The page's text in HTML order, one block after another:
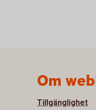
Om
Tillgänglighet